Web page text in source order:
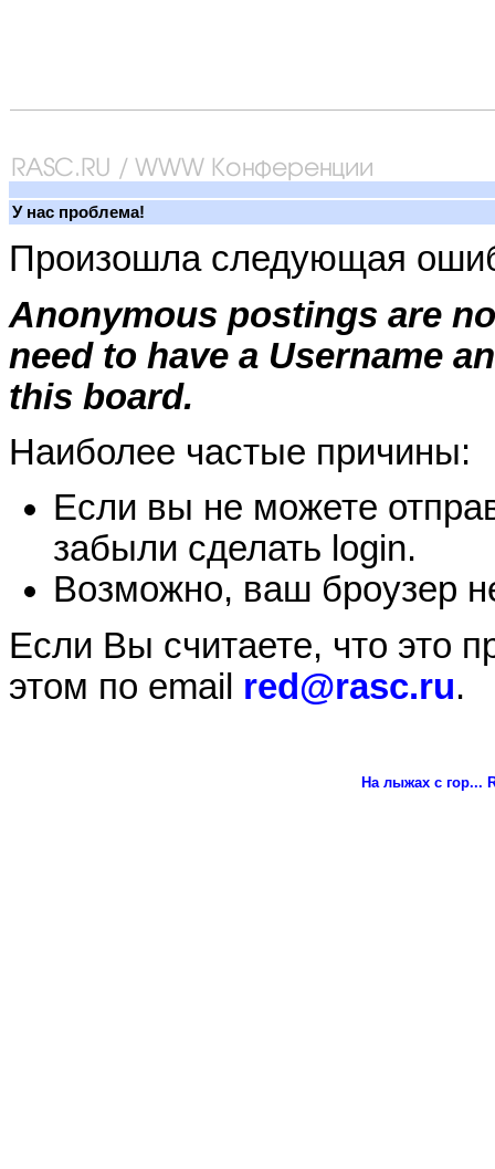
У нас проблема!
Произошла следующая
Anonymous postings are
need to have a Username
this board.
Наиболее частые причины:
Если вы не можете
забыли сделать login.
Возможно, ваш броузер
Если Вы считаете, что это
этом по email red@rasc.ru.
На лыжах с гор...